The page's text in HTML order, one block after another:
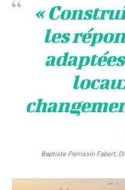
«
les
Baptiste Perrissin Fabert,